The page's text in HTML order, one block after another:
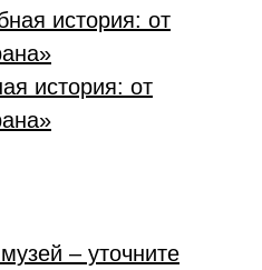
история: от